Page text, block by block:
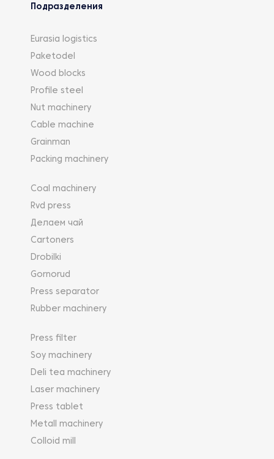
Подразделения
Eurasia logistics
Paketodel
Wood blocks
Profile steel
Nut machinery
Cable machine
Grainman
Packing machinery
Coal machinery
Rvd press
Делаем чай
Cartoners
Drobilki
Gornorud
Press separator
Rubber machinery
Press filter
Soy machinery
Deli tea machinery
Laser machinery
Press tablet
Metall machinery
Colloid mill